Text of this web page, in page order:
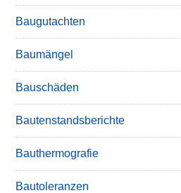
Baugutachten
Baumängel
Bauschäden
Bautenstandsberichte
Bauthermografie
Bautoleranzen